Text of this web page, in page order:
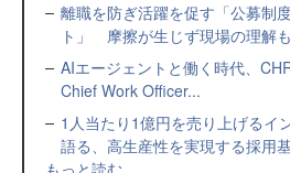
離職を防ぎ活躍を促す「公募制
ト」 摩擦が生じず現場の理解
AIエージェントと働く時代、
Chief Work Officer...
1人当たり1億円を売り上げる
語る、高生産性を実現する採用